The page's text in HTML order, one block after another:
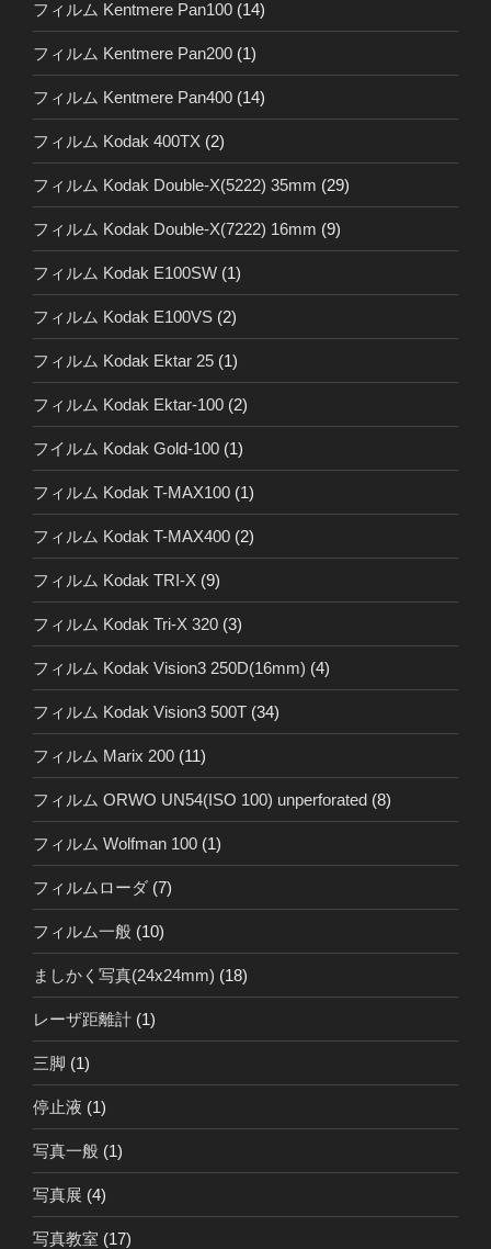
フィルム Kentmere Pan100 (14)
フィルム Kentmere Pan200 (1)
フィルム Kentmere Pan400 (14)
フィルム Kodak 400TX (2)
フィルム Kodak Double-X(5222) 35mm (29)
フィルム Kodak Double-X(7222) 16mm (9)
フィルム Kodak E100SW (1)
フィルム Kodak E100VS (2)
フィルム Kodak Ektar 25 (1)
フィルム Kodak Ektar-100 (2)
フイルム Kodak Gold-100 (1)
フィルム Kodak T-MAX100 (1)
フィルム Kodak T-MAX400 (2)
フィルム Kodak TRI-X (9)
フィルム Kodak Tri-X 320 (3)
フィルム Kodak Vision3 250D(16mm) (4)
フィルム Kodak Vision3 500T (34)
フィルム Marix 200 (11)
フィルム ORWO UN54(ISO 100) unperforated (8)
フィルム Wolfman 100 (1)
フィルムローダ (7)
フィルム一般 (10)
ましかく写真(24x24mm) (18)
レーザ距離計 (1)
三脚 (1)
停止液 (1)
写真一般 (1)
写真展 (4)
写真教室 (17)